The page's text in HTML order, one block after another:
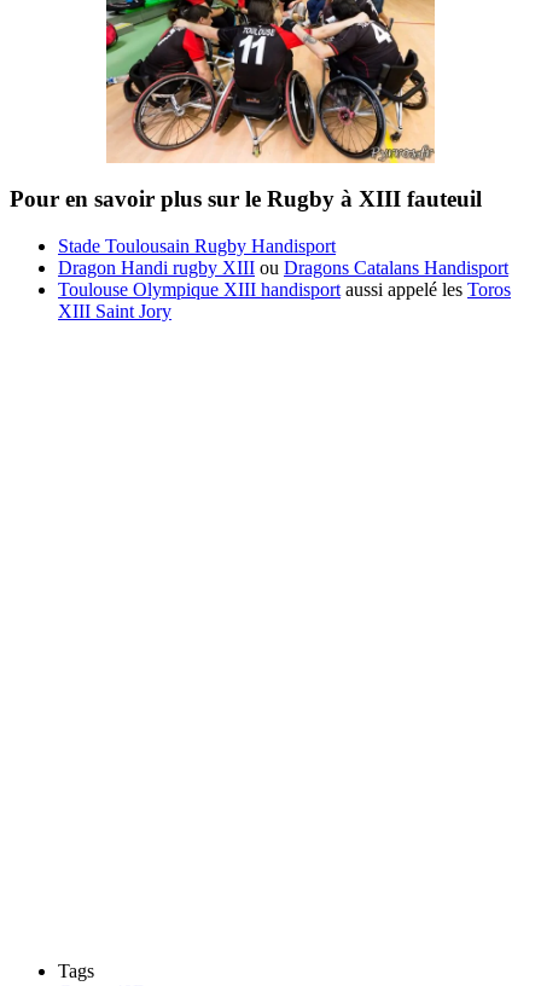
Pour en savoir plus sur le Rugby à XIII fauteuil
Stade Toulousain Rugby Handisport
Dragon Handi rugby XIII ou Dragons Catalans Handisport
Toulouse Olympique XIII handisport aussi appelé les Toros
XIII Saint Jory
Tags